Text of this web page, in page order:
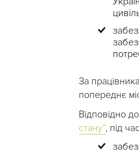
За
попереднє
Відповідно
стану”, під